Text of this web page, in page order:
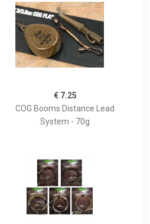
€ 7.25
COG Booms Distance Lead
System - 70g